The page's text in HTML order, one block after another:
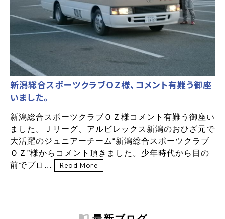
新潟総合スポーツクラブＯＺ様、コメント有難う御座
いました。
新潟総合スポーツクラブＯＺ様コメント有難う御座い
ました。Ｊリーグ、アルビレックス新潟のおひざ元で
大活躍のジュニアーチーム“新潟総合スポーツクラブ
ＯＺ”様からコメント頂きました。少年時代から目の
前でプロ...
Read More